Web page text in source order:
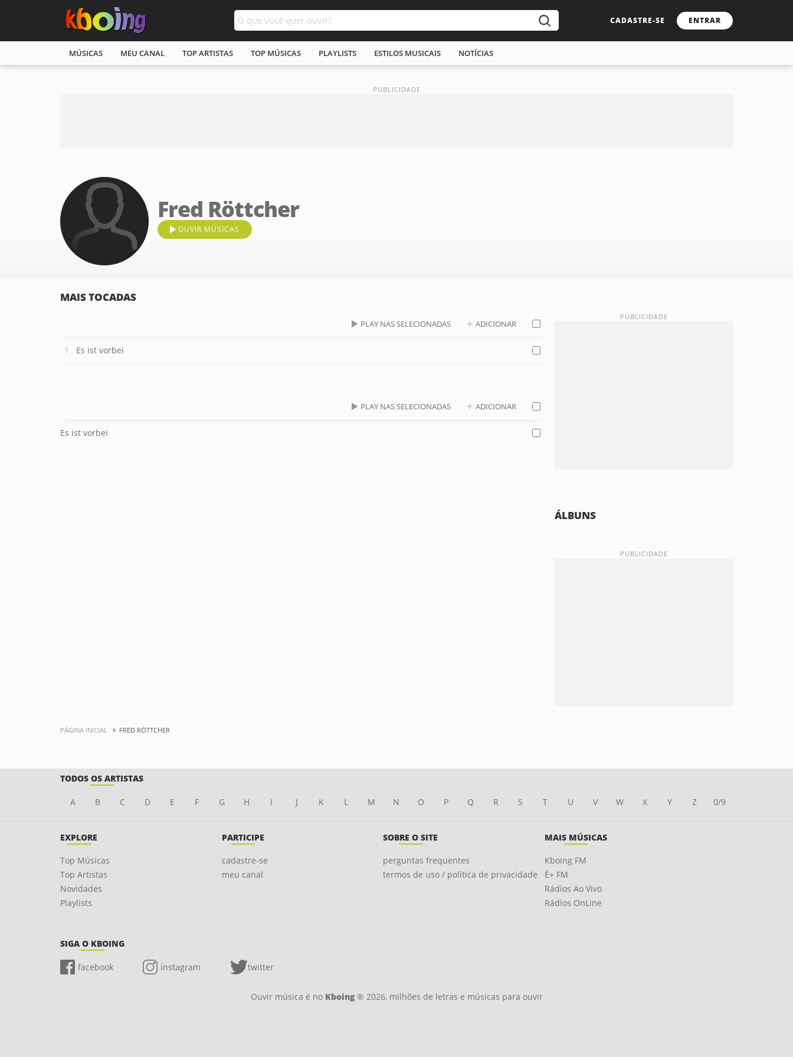
CADASTRE-SE ENTRAR
MÚSICAS MEU CANAL TOP ARTISTAS TOP MÚSICAS PLAYLISTS ESTILOS MUSICAIS NOTÍCIAS
Fred Röttcher
OUVIR MÚSICAS
MAIS TOCADAS
PLAY NAS SELECIONADAS ADICIONAR
Es ist vorbei
PLAY NAS SELECIONADAS ADICIONAR
Es ist vorbei
ÁLBUNS
PÁGINA INICIAL FRED RÖTTCHER
TODOS OS ARTISTAS
A B C D E F G H I J K L M N O P Q R S T U V W X Y Z 0/9
EXPLORE
Top Músicas
Top Artistas
Novidades
Playlists
PARTICIPE
cadastre-se
meu canal
SOBRE O SITE
perguntas frequentes
termos de uso / política de privacidade
MAIS MÚSICAS
Kboing FM
É+ FM
Rádios Ao Vivo
Rádios OnLine
SIGA O KBOING
facebook instagram twitter
Ouvir música é no Kboing® 2026, milhões de letras e músicas para ouvir